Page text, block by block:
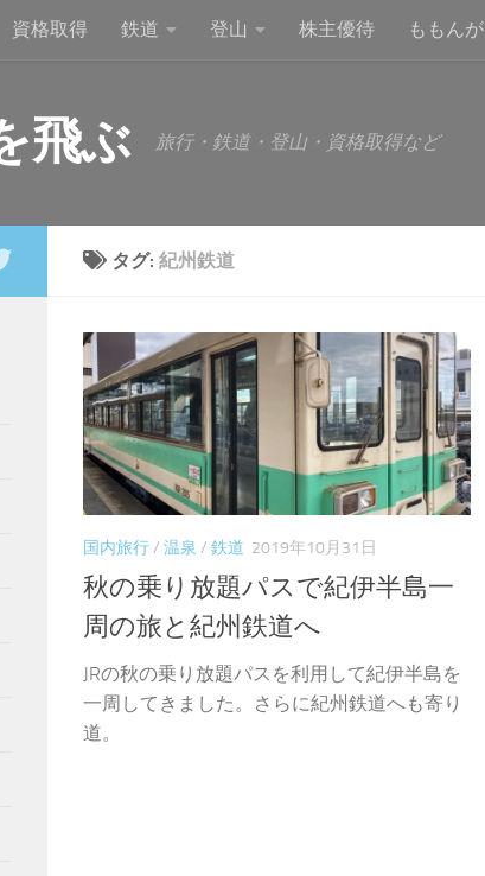
資格取得 鉄道 登山 株主優待 ももんが
飛ぶ 旅行・鉄道・登山・資格取得など
タグ: 紀州鉄道
国内旅行/ 温泉 / 鉄道 2019年10月31日
秋の乗り放題パスで紀伊半島一
周の旅と紀州鉄道へ
JRの秋の乗り放題パスを利用して紀伊半島を
一周してきました。さらに紀州鉄道へも寄り
道。